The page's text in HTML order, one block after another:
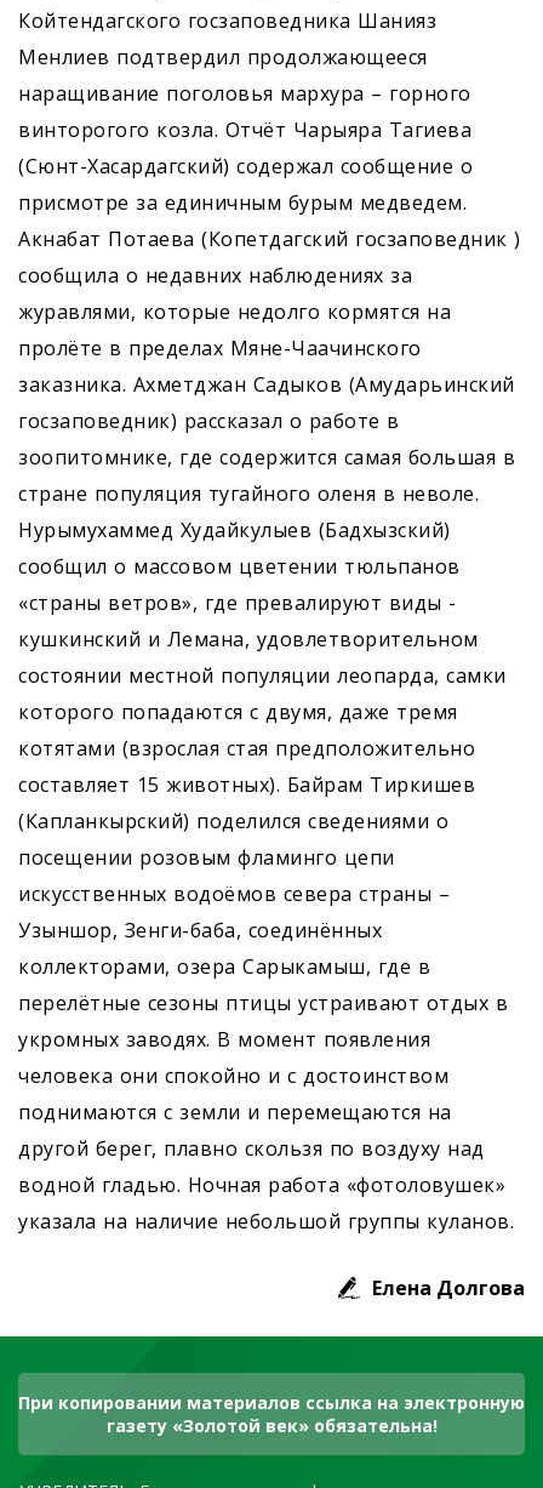
Койтендагского госзаповедника Шанияз
Менлиев подтвердил продолжающееся
наращивание поголовья мархура – горного
винторогого козла. Отчёт Чарыяра Тагиева
(Сюнт-Хасардагский) содержал сообщение о
присмотре за единичным бурым медведем.
Акнабат Потаева (Копетдагский госзаповедник )
сообщила о недавних наблюдениях за
журавлями, которые недолго кормятся на
пролёте в пределах Мяне-Чаачинского
заказника. Ахметджан Садыков (Амударьинский
госзаповедник) рассказал о работе в
зоопитомнике, где содержится самая большая в
стране популяция тугайного оленя в неволе.
Нурымухаммед Худайкулыев (Бадхызский)
сообщил о массовом цветении тюльпанов
«страны ветров», где превалируют виды -
кушкинский и Лемана, удовлетворительном
состоянии местной популяции леопарда, самки
которого попадаются с двумя, даже тремя
котятами (взрослая стая предположительно
составляет 15 животных). Байрам Тиркишев
(Капланкырский) поделился сведениями о
посещении розовым фламинго цепи
искусственных водоёмов севера страны –
Узыншор, Зенги-баба, соединённых
коллекторами, озера Сарыкамыш, где в
перелётные сезоны птицы устраивают отдых в
укромных заводях. В момент появления
человека они спокойно и с достоинством
поднимаются с земли и перемещаются на
другой берег, плавно скользя по воздуху над
водной гладью. Ночная работа «фотоловушек»
указала на наличие небольшой группы куланов.
Елена Долгова
При копировании материалов ссылка на электронную
газету «Золотой век» обязательна!